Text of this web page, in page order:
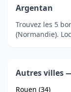
Argentan
Trouvez les 5
(Normandie).
Autres villes
Rouen (34)